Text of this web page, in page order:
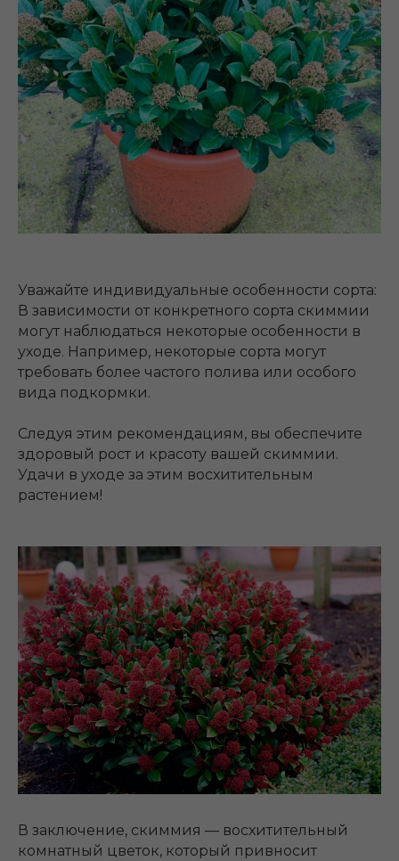
Уважайте индивидуальные особенности сорта:
В зависимости от конкретного сорта скиммии
могут наблюдаться некоторые особенности в
уходе. Например, некоторые сорта могут
требовать более частого полива или особого
вида подкормки.
Следуя этим рекомендациям, вы обеспечите
здоровый рост и красоту вашей скиммии.
Удачи в уходе за этим восхитительным
растением!
В заключение, скиммия — восхитительный
комнатный цветок, который привносит